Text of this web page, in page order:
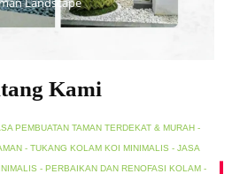
Kami
PEMBUATAN TAMAN TERDEKAT & MURAH -
- TUKANG KOLAM KOI MINIMALIS - JASA
- PERBAIKAN DAN RENOFASI KOLAM -